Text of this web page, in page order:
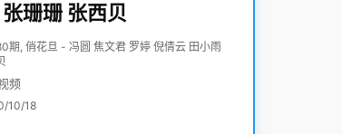
珊珊 张西贝
期, 俏花旦 - 冯圆 焦文君 罗婷 倪倩云 田小雨
频
10/18